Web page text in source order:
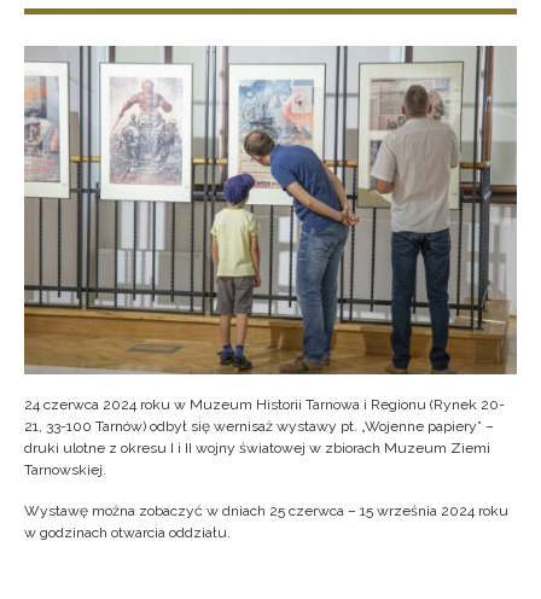
24 czerwca 2024 roku w Muzeum Historii Tarnowa i Regionu (Rynek 20-
21, 33-100 Tarnów) odbył się wernisaż wystawy pt. „Wojenne papiery” –
druki ulotne z okresu I i II wojny światowej w zbiorach Muzeum Ziemi
Tarnowskiej.
Wystawę można zobaczyć w dniach 25 czerwca – 15 września 2024 roku
w godzinach otwarcia oddziału.